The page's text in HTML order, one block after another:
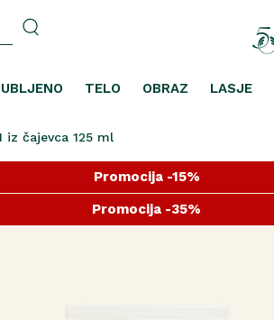
TELO OBRAZ LASJE
iz čajevca 125 ml
Promocija -15%
Promocija -25%
Promocija -35%